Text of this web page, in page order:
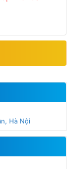
Hà Nội